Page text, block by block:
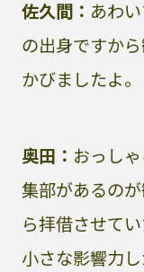
佐久間： あわ
の出身ですか
かびましたよ。
奥田： おっし
集部があるの
ら拝借させて
小さな影響力